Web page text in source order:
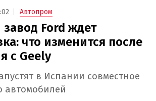
Автопром
Ford ждет
что изменится после
с Geely
в Испании совместное
автомобилей